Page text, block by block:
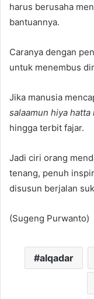
harus berusaha
bantuannya.
Caranya dengan
untuk menembus
Jika manusia
salaamun hiya hatta
hingga terbit fajar.
Jadi ciri orang
tenang, penuh
disusun berjalan
(Sugeng Purwanto)
alqadar